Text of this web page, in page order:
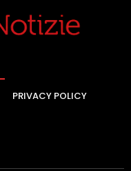
PRIVACY POLICY